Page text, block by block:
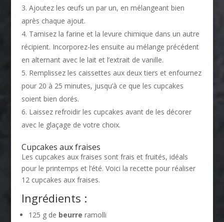
Ajoutez les œufs un par un, en mélangeant bien
après chaque ajout.
Tamisez la farine et la levure chimique dans un autre
récipient. Incorporez-les ensuite au mélange précédent
en alternant avec le lait et l’extrait de vanille.
Remplissez les caissettes aux deux tiers et enfournez
pour 20 à 25 minutes, jusqu’à ce que les cupcakes
soient bien dorés.
Laissez refroidir les cupcakes avant de les décorer
avec le glaçage de votre choix.
Cupcakes aux fraises
Les cupcakes aux fraises sont frais et fruités, idéals
pour le printemps et l’été. Voici la recette pour réaliser
12 cupcakes aux fraises.
Ingrédients :
125 g de beurre ramolli